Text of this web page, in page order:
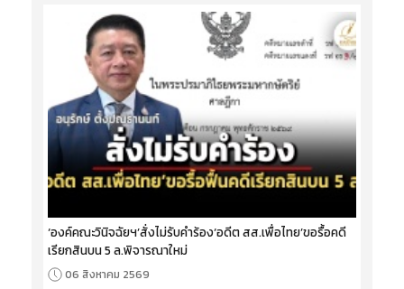
‘องค์คณะวินิจฉัยฯ’สั่งไม่รับคำร้อง‘อดีต สส.เพื่อไทย’ขอรื้อคดี
เรียกสินบน 5 ล.พิจารณาใหม่
06 สิงหาคม 2569